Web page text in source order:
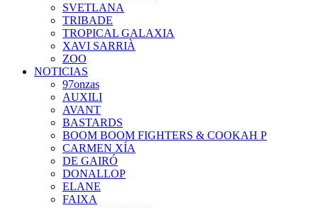
SVETLANA
TRIBADE
TROPICAL GALAXIA
XAVI SARRIÀ
ZOO
NOTICIAS
97onzas
AUXILI
AVANT
BASTARDS
BOOM BOOM FIGHTERS & COOKAH P
CARMEN XÍA
DE GAIRÓ
DONALLOP
ELANE
FAIXA